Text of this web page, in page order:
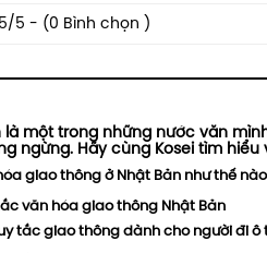
5/5 - (0 Bình chọn )
là một trong những nước văn
ngừng. Hãy cùng Kosei tìm
giao thông ở Nhật Bản như thế
văn hóa giao thông Nhật Bản
tắc giao thông dành cho người đi ô